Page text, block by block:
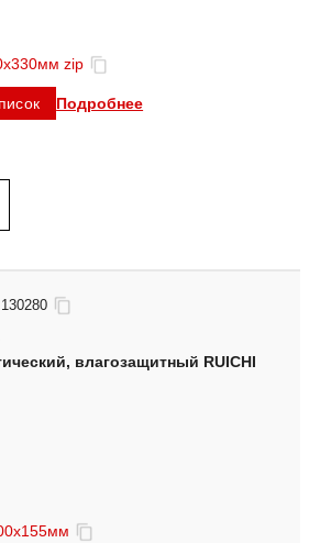
zip
Подробнее
130280
влагозащитный RUICHI